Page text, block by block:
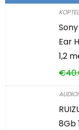
Ear
1,2
€
8Gb